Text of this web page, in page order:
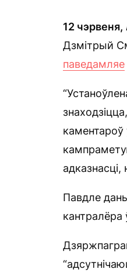
12 чэрвеня,
Дзмітрый
паведамляе
Павдле
кантралёра